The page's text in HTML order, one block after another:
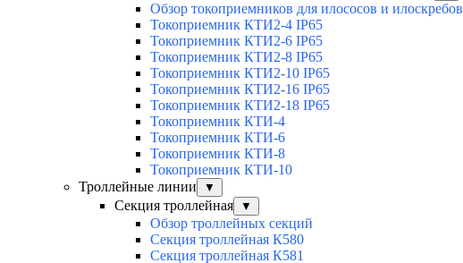
Обзор токоприемников для илососов и илоскребов
Токоприемник КТИ2-4 IP65
Токоприемник КТИ2-6 IP65
Токоприемник КТИ2-8 IP65
Токоприемник КТИ2-10 IP65
Токоприемник КТИ2-16 IP65
Токоприемник КТИ2-18 IP65
Токоприемник КТИ-4
Токоприемник КТИ-6
Токоприемник КТИ-8
Токоприемник КТИ-10
Троллейные линии
▼
Секция троллейная ▼
Обзор троллейных секций
Секция троллейная К580
Секция троллейная К581